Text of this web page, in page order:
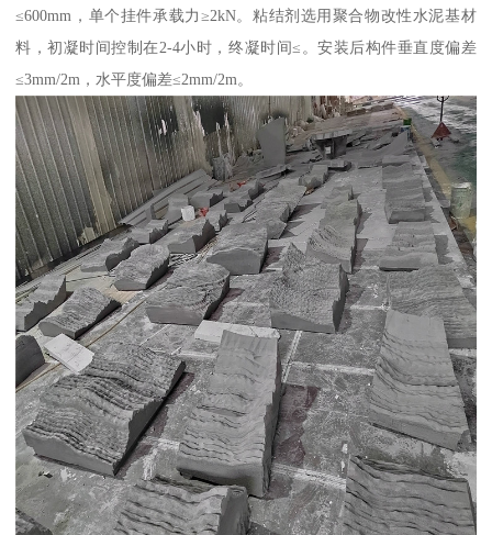
≤600mm，单个挂件承载力≥2kN。粘结剂选用聚合物改性水泥基材
料，初凝时间控制在2-4小时，终凝时间≤。安装后构件垂直度偏差
≤3mm/2m，水平度偏差≤2mm/2m。